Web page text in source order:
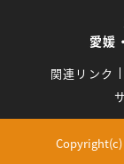
愛媛
関連リンク